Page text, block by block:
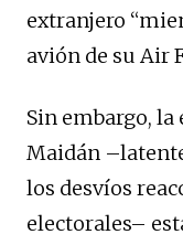
extranjero
avión de su Air
Sin embargo,
Maidán
los desvíos
electorales–